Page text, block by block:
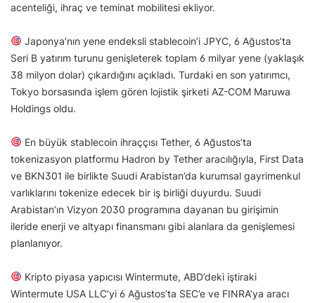
acenteliği, ihraç ve teminat mobilitesi ekliyor.
Japonya’nın yene endeksli stablecoin’i JPYC, 6 Ağustos’ta
Seri B yatırım turunu genişleterek toplam 6 milyar yene (yaklaşık
38 milyon dolar) çıkardığını açıkladı. Turdaki en son yatırımcı,
Tokyo borsasında işlem gören lojistik şirketi AZ-COM Maruwa
Holdings oldu.
En büyük stablecoin ihraççısı Tether, 6 Ağustos’ta
tokenizasyon platformu Hadron by Tether aracılığıyla, First Data
ve BKN301 ile birlikte Suudi Arabistan’da kurumsal gayrimenkul
varlıklarını tokenize edecek bir iş birliği duyurdu. Suudi
Arabistan’ın Vizyon 2030 programına dayanan bu girişimin
ileride enerji ve altyapı finansmanı gibi alanlara da genişlemesi
planlanıyor.
Kripto piyasa yapıcısı Wintermute, ABD’deki iştiraki
Wintermute USA LLC’yi 6 Ağustos’ta SEC’e ve FINRA’ya aracı